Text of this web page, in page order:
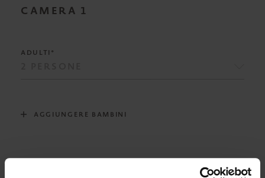
CAMERA 1
ADULTI*
AGGIUNGERE BAMBINI
RISTORAZIONE*